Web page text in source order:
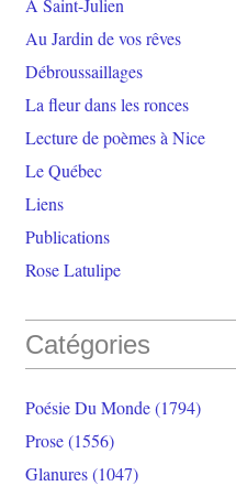
À Saint-Julien
Au Jardin de vos rêves
Débroussaillages
La fleur dans les ronces
Lecture de poèmes à Nice
Le Québec
Liens
Publications
Rose Latulipe
Catégories
Poésie Du Monde(1794)
Prose(1556)
Glanures(1047)